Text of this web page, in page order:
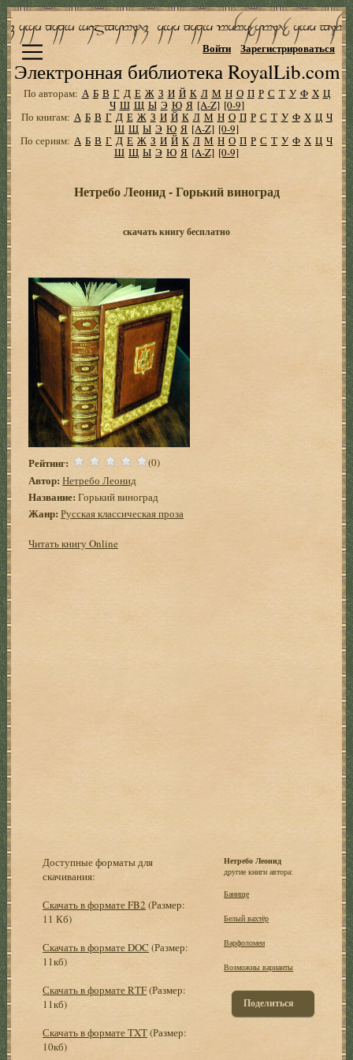
Электронная библиотека RoyalLib.com
Войти Зарегистрироваться
По авторам: А Б В Г Д Е Ж З И Й К Л М Н О П Р С Т У Ф Х Ц
Ч Ш Щ Ы Э Ю Я [A-Z] [0-9]
По книгам: А Б В Г Д Е Ж З И Й К Л М Н О П Р С Т У Ф Х Ц Ч
Ш Щ Ы Э Ю Я [A-Z] [0-9]
По сериям: А Б В Г Д Е Ж З И Й К Л М Н О П Р С Т У Ф Х Ц Ч
Ш Щ Ы Э Ю Я [A-Z] [0-9]
Нетребо Леонид - Горький виноград
скачать книгу бесплатно
Рейтинг: (0)
Автор: Нетребо Леонид
Название: Горький виноград
Жанр: Русская классическая проза
Читать книгу Online
Доступные форматы для
скачивания:
Скачать в формате FB2 (Размер:
11 Кб)
Скачать в формате DOC (Размер:
11кб)
Скачать в формате RTF(Размер:
11кб)
Скачать в формате TXT(Размер:
10кб)
Нетребо Леонид
другие книги автора:
Банище
Белый вахтёр
Варфоломеи
Возможны варианты
Поделиться